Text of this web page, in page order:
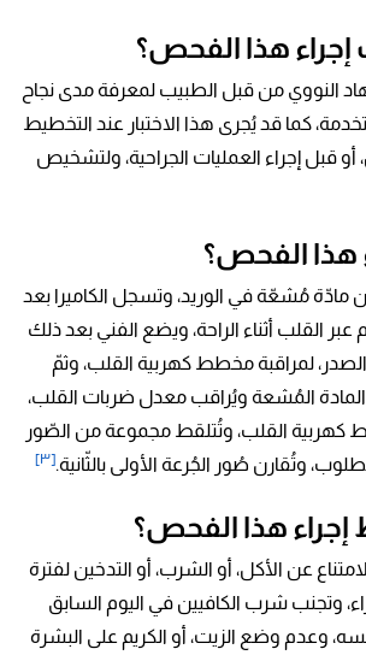
هذا الفحص؟
النووي من قبل الطبيب لمعرفة مدى نجاح
كما قد يُجرى هذا الاختبار عند التخطيط
أو قبل إجراء العمليات الجراحية، ولتشخيص
هذا الفحص؟
مادّة مُشعّة في الوريد، وتسجل الكاميرا بعد
القلب أثناء الراحة، ويضع الفني بعد ذلك
الصدر، لمراقبة مخطط كهربية القلب، وثمّ
المُشعة ويُراقب معدل ضربات القلب،
القلب، وتُتلقط مجموعة من الصّور
وتُقارن صُور الجُرعة الأولى بالثّانية.[٣]
هذا الفحص؟
عن الأكل، أو الشرب، أو التدخين لفترة
وتجنب شرب الكافيين في اليوم السابق
وعدم وضع الزيت، أو الكريم على البشرة